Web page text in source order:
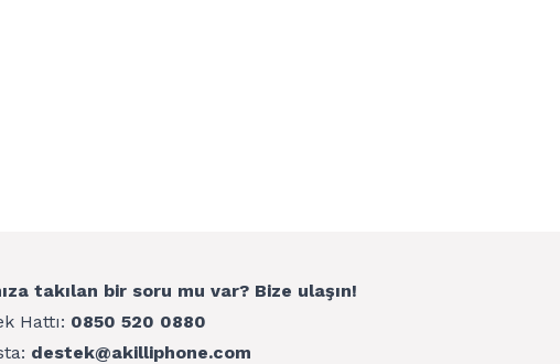
takılan bir soru mu var? Bize ulaşın!
Hattı: 0850 520 0880
destek@akilliphone.com